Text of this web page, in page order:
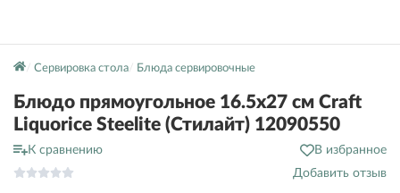
Сервировка стола Блюда сервировочные
Блюдо прямоугольное 16.5х27 см Craft
Liquorice Steelite (Стилайт) 12090550
К сравнению
В избранное
Добавить отзыв